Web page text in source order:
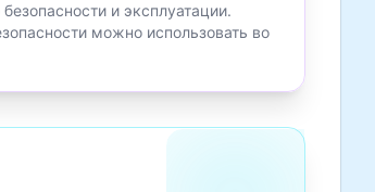
и эксплуатации.
можно использовать во